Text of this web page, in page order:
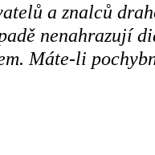
a znalců
nenahrazují
Máte-li